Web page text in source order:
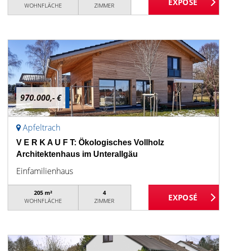
WOHNFLÄCHE
ZIMMER
970.000,- €
Apfeltrach
V E R K A U F T: Ökologisches Vollholz
Architektenhaus im Unterallgäu
Einfamilienhaus
205 m²
WOHNFLÄCHE
4
ZIMMER